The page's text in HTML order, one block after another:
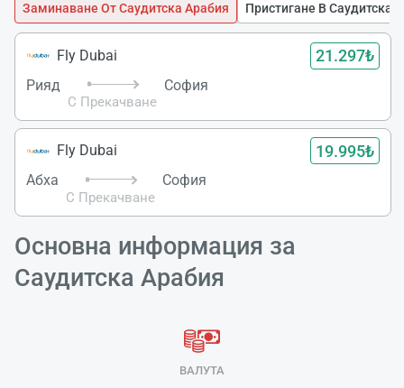
Заминаване От Саудитска Арабия Пристигане В Саудитска
Fly Dubai 21.297₺
Рияд
С Прекачване
София
Fly Dubai 19.995₺
Абха
С Прекачване
София
Основна информация за
Саудитска Арабия
ВАЛУТА